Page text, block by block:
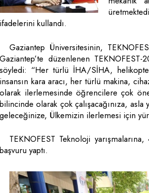
ifadelerini kullandı.
Gaziantep Üniversitesinin,
Gaziantep’te düzenlenen
söyledi: “Her türlü İHA/SİHA,
insansın kara aracı, her türlü makina,
olarak ilerlemesinde öğrencilere çok
bilincinde olarak çok çalışacağınıza, asla
geleceğinize, Ülkemizin ilerlemesi için
TEKNOFEST Teknoloji
başvuru yaptı.